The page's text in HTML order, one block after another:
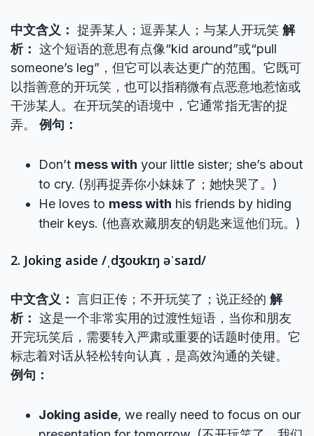
中文含义： 捉弄某人；逗弄某人；与某人开玩笑 解
析： 这个短语的意思有点像“kid around”或“pull
someone’s leg”，但它可以表达更广的范围。它既可
以指善意的开玩笑，也可以指稍微有点恶意地惹恼或
干涉某人。在开玩笑的语境中，它通常指无害的捉
弄。 例句：
Don’t mess with your little sister; she’s about
to cry. (别再捉弄你小妹妹了；她快哭了。)
He loves to mess with his friends by hiding
their keys. (他喜欢藏朋友的钥匙来逗他们玩。)
2. Joking aside /ˌdʒoʊkɪŋ əˈsaɪd/
中文含义： 言归正传；不开玩笑了；说正经的 解
析： 这是一个非常实用的过渡性短语，当你和朋友
开完玩笑后，需要转入严肃或重要的话题时使用。它
标志着对话从轻松转向认真，是高效沟通的关键。
例句：
Joking aside, we really need to focus on our